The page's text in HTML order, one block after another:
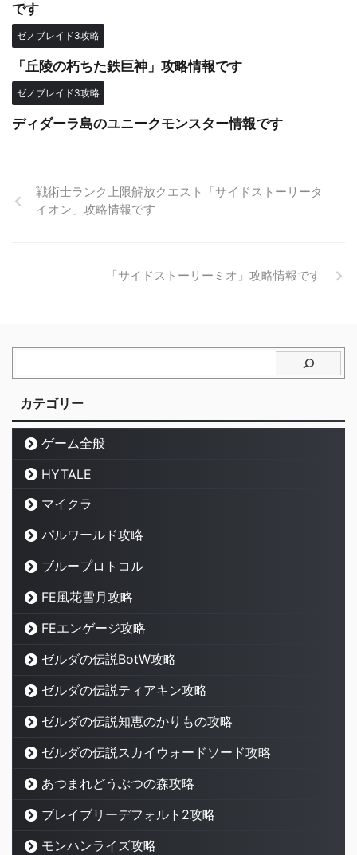
です
ゼノブレイド3攻略
「丘陵の朽ちた鉄巨神」攻略情報です
ゼノブレイド3攻略
ディダーラ島のユニークモンスター情報です
戦術士ランク上限解放クエスト「サイドストーリータ
イオン」攻略情報です
「サイドストーリーミオ」攻略情報です
カテゴリー
ゲーム全般
HYTALE
マイクラ
パルワールド攻略
ブループロトコル
FE風花雪月攻略
FEエンゲージ攻略
ゼルダの伝説BotW攻略
ゼルダの伝説ティアキン攻略
ゼルダの伝説知恵のかりもの攻略
ゼルダの伝説スカイウォードソード攻略
あつまれどうぶつの森攻略
ブレイブリーデフォルト2攻略
モンハンライズ攻略